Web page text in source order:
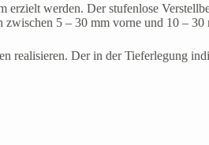
werden. Der stufenlose
5 – 30 mm vorne und 10 – 30
realisieren. Der in der Tieferlegung